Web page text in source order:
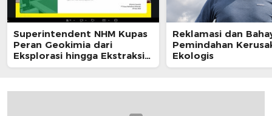
Superintendent NHM Kupas
Peran Geokimia dari
Eksplorasi hingga Ekstraksi
dalam Webinar MGEI-SC UNG
Reklamasi dan
Pemindahan
Ekologis